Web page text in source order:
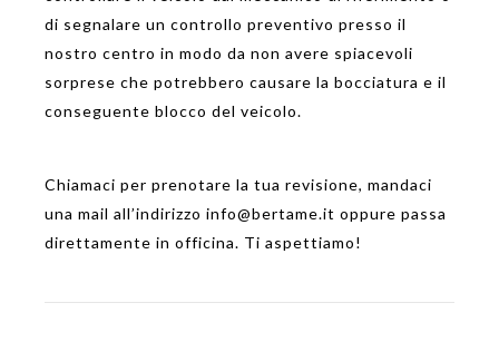
di segnalare un controllo preventivo presso il
nostro centro in modo da non avere spiacevoli
sorprese che potrebbero causare la bocciatura e il
conseguente blocco del veicolo.
Chiamaci per prenotare la tua revisione, mandaci
una mail all’indirizzo info@bertame.it oppure passa
direttamente in officina. Ti aspettiamo!